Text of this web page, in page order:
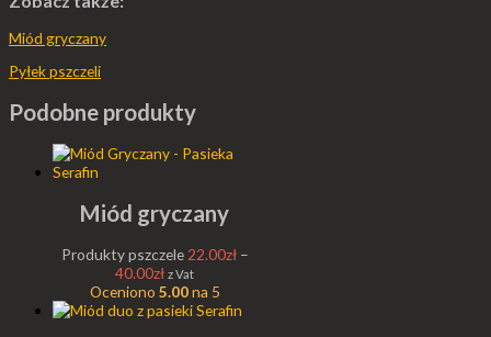
Miód gryczany
Pyłek pszczeli
Podobne produkty
Miód gryczany
Produkty pszczele 22.00zł –
40.00zł z Vat
Oceniono 5.00na 5